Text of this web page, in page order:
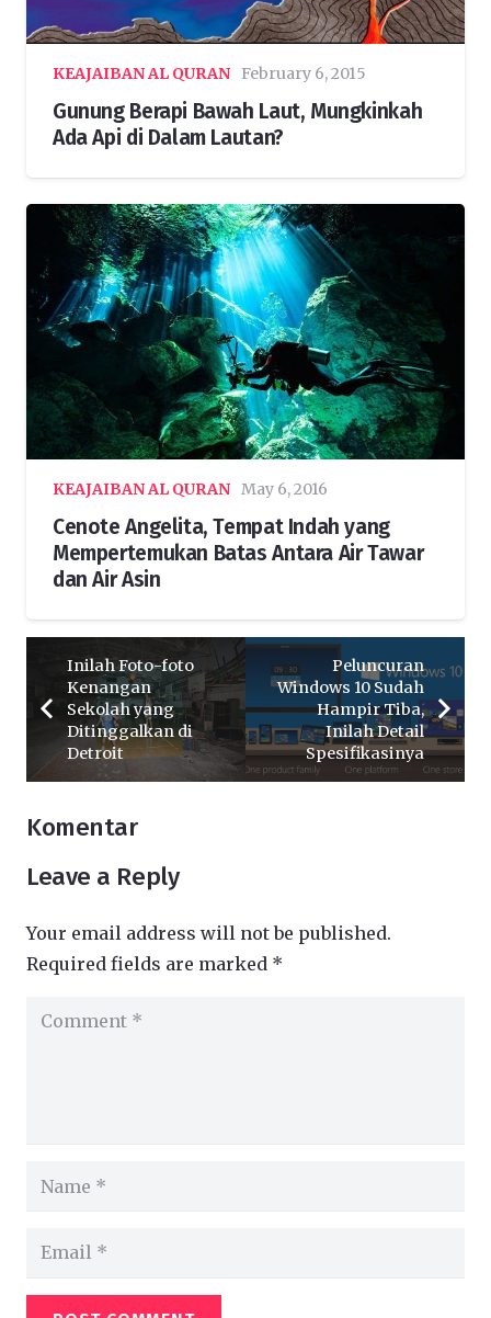
KEAJAIBAN AL QURAN February 6, 2015
Gunung Berapi Bawah Laut, Mungkinkah
Ada Api di Dalam Lautan?
KEAJAIBAN AL QURAN May 6, 2016
Cenote Angelita, Tempat Indah yang
Mempertemukan Batas Antara Air Tawar
dan Air Asin
Inilah Foto-foto
Kenangan
Sekolah yang
Ditinggalkan di
Detroit
Peluncuran
Windows 10 Sudah
Hampir Tiba,
Inilah Detail
Spesifikasinya
Komentar
Leave a Reply
Your email address will not be published.
Required fields are marked *